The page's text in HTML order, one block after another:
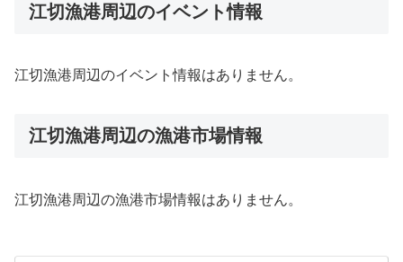
江切漁港周辺のイベント情報
江切漁港周辺のイベント情報はありません。
江切漁港周辺の漁港市場情報
江切漁港周辺の漁港市場情報はありません。